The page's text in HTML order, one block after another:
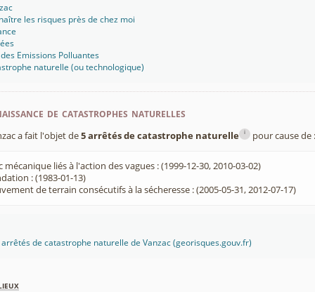
les risques près de chez moi
Emissions Polluantes
naturelle (ou technologique)
de catastrophes naturelles
a fait l'objet de5 arrêtés de catastrophe naturelle i pour cause de
liés à l'action des vagues : (1999-12-30, 2010-03-02)
: (1983-01-13)
de terrain consécutifs à la sécheresse : (2005-05-31, 2012-07-17)
de catastrophe naturelle de Vanzac (georisques.gouv.fr)